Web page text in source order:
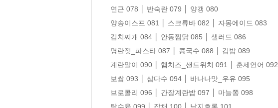
연근 078 │ 반숙란 079 │ 양갱 080
양송이스프 081 │ 스크류바 082 │ 자몽에이드 083
김치찌개 084 │ 안동찜닭 085 │ 샐러드 086
명란젓_파스타 087 │ 콩국수 088 │ 김밥 089
계란말이 090 │ 햄치즈_샌드위치 091 │ 훈제연어 092
보쌈 093 │ 삼다수 094 │ 바나나맛_우유 095
브로콜리 096 │ 간장계란밥 097 │ 마늘쫑 098
탕수육 099 │ 잡채 100 │ 낙지호롱 101